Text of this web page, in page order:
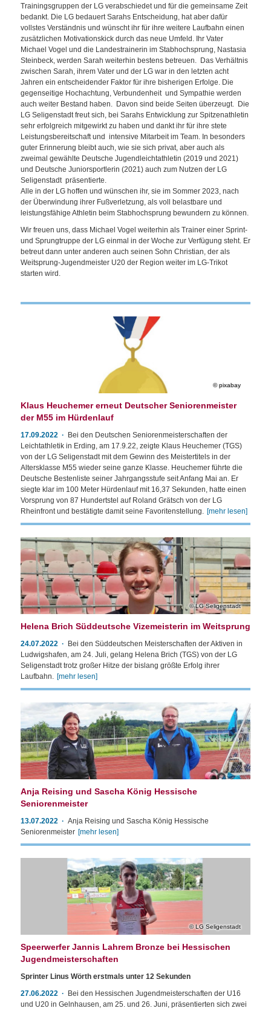
Trainingsgruppen der LG verabschiedet und für die gemeinsame Zeit
bedankt. Die LG bedauert Sarahs Entscheidung, hat aber dafür
vollstes Verständnis und wünscht ihr für ihre weitere Laufbahn einen
zusätzlichen Motivationskick durch das neue Umfeld. Ihr Vater
Michael Vogel und die Landestrainerin im Stabhochsprung, Nastasia
Steinbeck, werden Sarah weiterhin bestens betreuen. Das Verhältnis
zwischen Sarah, ihrem Vater und der LG war in den letzten acht
Jahren ein entscheidender Faktor für ihre bisherigen Erfolge. Die
gegenseitige Hochachtung, Verbundenheit und Sympathie werden
auch weiter Bestand haben. Davon sind beide Seiten überzeugt. Die
LG Seligenstadt freut sich, bei Sarahs Entwicklung zur Spitzenathletin
sehr erfolgreich mitgewirkt zu haben und dankt ihr für ihre stete
Leistungsbereitschaft und intensive Mitarbeit im Team. In besonders
guter Erinnerung bleibt auch, wie sie sich privat, aber auch als
zweimal gewählte Deutsche Jugendleichtathletin (2019 und 2021)
und Deutsche Juniorsportlerin (2021) auch zum Nutzen der LG
Seligenstadt präsentierte.
Alle in der LG hoffen und wünschen ihr, sie im Sommer 2023, nach
der Überwindung ihrer Fußverletzung, als voll belastbare und
leistungsfähige Athletin beim Stabhochsprung bewundern zu können.
Wir freuen uns, dass Michael Vogel weiterhin als Trainer einer Sprint-
und Sprungtruppe der LG einmal in der Woche zur Verfügung steht. Er
betreut dann unter anderen auch seinen Sohn Christian, der als
Weitsprung-Jugendmeister U20 der Region weiter im LG-Trikot
starten wird.
pixabay
Klaus Heuchemer erneut Deutscher Seniorenmeister
der M55 im Hürdenlauf
17.09.2022
Bei den Deutschen Seniorenmeisterschaften der
Leichtathletik in Erding, am 17.9.22, zeigte Klaus Heuchemer (TGS)
von der LG Seligenstadt mit dem Gewinn des Meistertitels in der
Altersklasse M55 wieder seine ganze Klasse. Heuchemer führte die
Deutsche Bestenliste seiner Jahrgangsstufe seit Anfang Mai an. Er
siegte klar im 100 Meter Hürdenlauf mit 16,37 Sekunden, hatte einen
Vorsprung von 87 Hundertstel auf Roland Grätsch von der LG
Rheinfront und bestätigte damit seine Favoritenstellung. [mehr lesen]
LG Seligenstadt
Helena Brich Süddeutsche Vizemeisterin im Weitsprung
24.07.2022
Bei den Süddeutschen Meisterschaften der Aktiven in
Ludwigshafen, am 24. Juli, gelang Helena Brich (TGS) von der LG
Seligenstadt trotz großer Hitze der bislang größte Erfolg ihrer
Laufbahn. [mehr lesen]
Anja Reising und Sascha König Hessische
Seniorenmeister
13.07.2022
Anja Reising und Sascha König Hessische
Seniorenmeister [mehr lesen]
LG Seligenstadt
Speerwerfer Jannis Lahrem Bronze bei Hessischen
Jugendmeisterschaften
Sprinter Linus Wörth erstmals unter 12 Sekunden
27.06.2022
Bei den Hessischen Jugendmeisterschaften der U16
und U20 in Gelnhausen, am 25. und 26. Juni, präsentierten sich zwei